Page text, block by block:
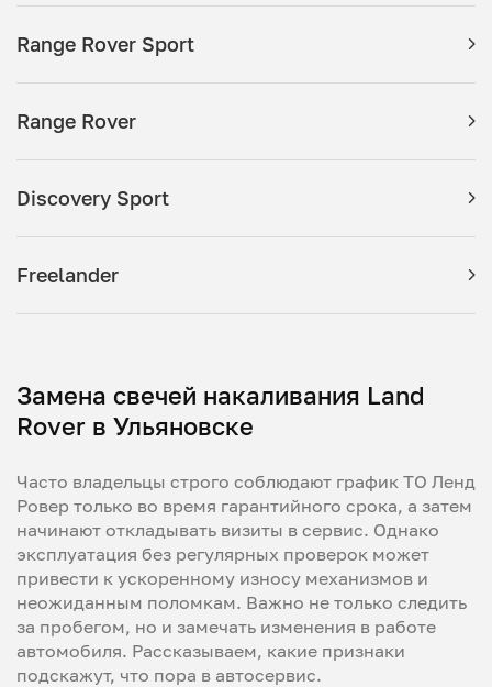
Range Rover Sport
Range Rover
Discovery Sport
Freelander
Замена свечей накаливания Land
Rover в Ульяновске
Часто владельцы строго соблюдают график ТО Ленд
Ровер только во время гарантийного срока, а затем
начинают откладывать визиты в сервис. Однако
эксплуатация без регулярных проверок может
привести к ускоренному износу механизмов и
неожиданным поломкам. Важно не только следить
за пробегом, но и замечать изменения в работе
автомобиля. Рассказываем, какие признаки
подскажут, что пора в автосервис.